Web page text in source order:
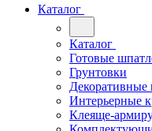
Каталог
Каталог
Готовые
Грунтовки
Декоративные
Интерьерные
Клеяще-